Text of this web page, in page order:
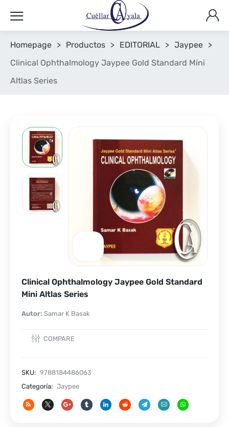
Homepage > Productos > EDITORIAL > Jaypee >
Clinical Ophthalmology Jaypee Gold Standard Mini
Altlas Series
Clinical Ophthalmology Jaypee Gold Standard
Mini Altlas Series
Autor: Samar K Basak
COMPARE
SKU: 9788184486063
Categoría: Jaypee